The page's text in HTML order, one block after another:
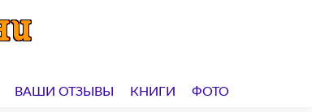
ВАШИ ОТЗЫВЫ КНИГИ ФОТО